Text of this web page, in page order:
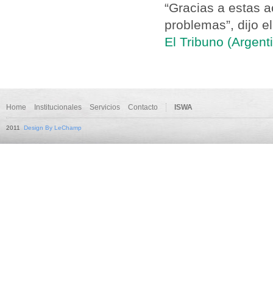
“Gracias a estas
problemas”, dijo
El Tribuno
Home Institucionales Servicios Contacto ISWA
2011 Design By LeChamp